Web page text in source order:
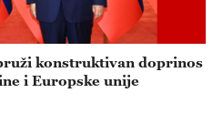
konstruktivan doprinos
i Europske unije